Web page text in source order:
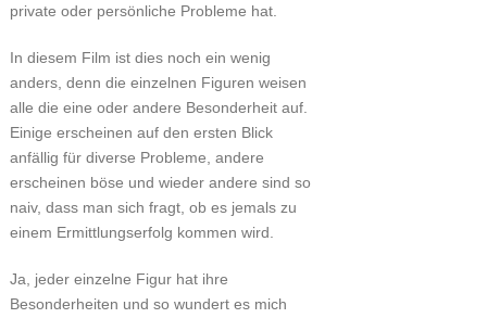
private oder persönliche Probleme hat.
In diesem Film ist dies noch ein wenig
anders, denn die einzelnen Figuren weisen
alle die eine oder andere Besonderheit auf.
Einige erscheinen auf den ersten Blick
anfällig für diverse Probleme, andere
erscheinen böse und wieder andere sind so
naiv, dass man sich fragt, ob es jemals zu
einem Ermittlungserfolg kommen wird.
Ja, jeder einzelne Figur hat ihre
Besonderheiten und so wundert es mich